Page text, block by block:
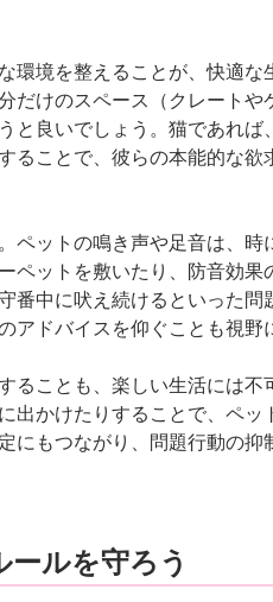
環境を整えることが、快適な
だけのスペース（クレートや
と良いでしょう。猫であれば
ることで、彼らの本能的な欲
ペットの鳴き声や足音は、時
ペットを敷いたり、防音効果
番中に吠え続けるといった問
ドバイスを仰ぐことも視野
ることも、楽しい生活には不
出かけたりすることで、ペッ
もつながり、問題行動の抑
ルを守ろう